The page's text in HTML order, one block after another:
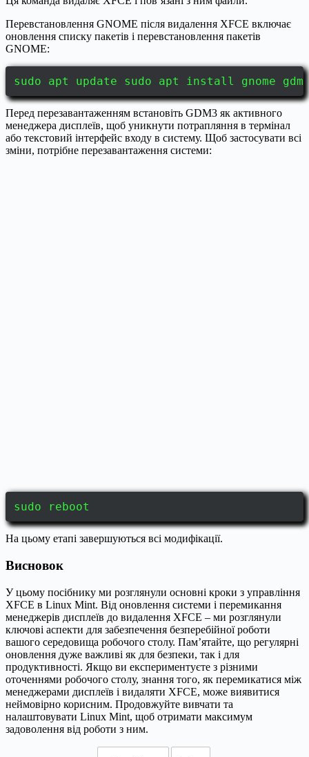
Перевстановлення GNOME після видалення XFCE включає
оновлення списку пакетів і перевстановлення пакетів
GNOME:
sudo apt update sudo apt install gnome
Перед перезавантаженням встановіть GDM3 як активного
менеджера дисплеїв, щоб уникнути потрапляння в термінал
або текстовий інтерфейс входу в систему. Щоб застосувати всі
зміни, потрібне перезавантаження системи:
sudo reboot
На цьому етапі завершуються всі модифікації.
Висновок
У цьому посібнику ми розглянули основні кроки з управління
XFCE в Linux Mint. Від оновлення системи і перемикання
менеджерів дисплеїв до видалення XFCE – ми розглянули
ключові аспекти для забезпечення безперебійної роботи
вашого середовища робочого столу. Пам’ятайте, що регулярні
оновлення дуже важливі як для безпеки, так і для
продуктивності. Якщо ви експериментуєте з різними
оточеннями робочого столу, знання того, як перемикатися між
менеджерами дисплеїв і видаляти XFCE, може виявитися
неймовірно корисним. Продовжуйте вивчати та
налаштовувати Linux Mint, щоб отримати максимум
задоволення від роботи з ним.